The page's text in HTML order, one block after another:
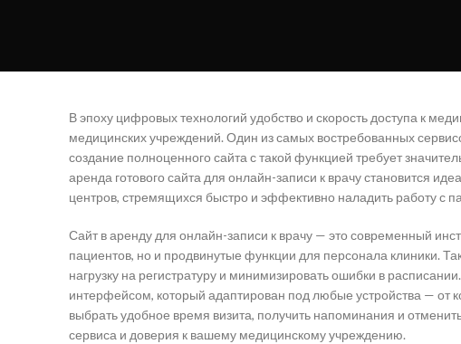
В эпоху цифровых технологий удобство и скорость доступа к
медицинских учреждений. Один из самых востребованных
создание полноценного сайта с такой функцией требует
аренда готового сайта для онлайн-записи к врачу становится
центров, стремящихся быстро и эффективно наладить работу с
Сайт в аренду для онлайн-записи к врачу — это современный
пациентов, но и продвинутые функции для персонала клиники.
нагрузку на регистратуру и минимизировать ошибки в
интерфейсом, который адаптирован под любые устройства — от
выбрать удобное время визита, получить напоминания и
сервиса и доверия к вашему медицинскому учреждению.